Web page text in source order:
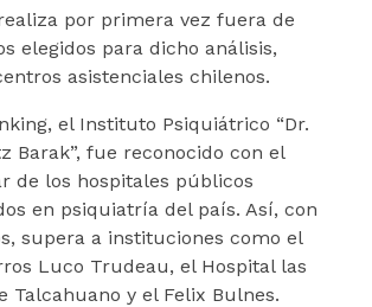
por primera vez fuera de
elegidos para dicho análisis,
asistenciales chilenos.
el Instituto Psiquiátrico “Dr.
Barak”, fue reconocido con el
de los hospitales públicos
en psiquiatría del país. Así, con
supera a instituciones como el
Luco Trudeau, el Hospital las
Talcahuano y el Felix Bulnes.